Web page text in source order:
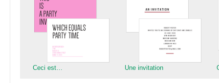
Ceci est… Une invitation